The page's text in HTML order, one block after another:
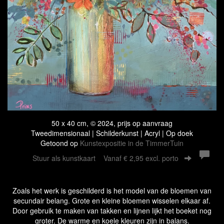
50 x 40 cm, © 2024, prijs op aanvraag
Tweedimensionaal | Schilderkunst | Acryl | Op doek
Getoond op Kunstexpositie in de TimmerTuin
Stuur als kunstkaart Vanaf € 2,95 excl. porto
Zoals het werk is geschilderd is het model van de bloemen van
secundair belang. Grote en kleine bloemen wisselen elkaar af.
Door gebruik te maken van takken en lijnen lijkt het boeket nog
groter. De warme en koele kleuren zijn in balans.